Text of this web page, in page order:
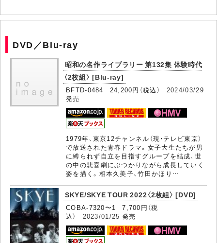
DVD／Blu-ray
昭和の名作ライブラリー 第132集 体験時代
〈2枚組〉 [Blu-ray]
BFTD-0484 24,200円（税込） 2024/03/29
発売
1979年、東京12チャンネル（現・テレビ東京）
で放送された青春ドラマ。女子大生たちが男
に縛られず自立を目指すグループを結成、世
の中の悲喜劇にぶつかりながら成長していく
姿を描く。相本久美子、竹田かほり…
SKYE/SKYE TOUR 2022〈2枚組〉 [DVD]
COBA-7320〜1 7,700円（税
込） 2023/01/25 発売